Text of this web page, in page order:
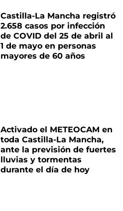
Castilla-La Mancha registró
2.658 casos por infección
de COVID del 25 de abril al
1 de mayo en personas
mayores de 60 años
Activado el METEOCAM en
toda Castilla-La Mancha,
ante la previsión de fuertes
lluvias y tormentas
durante el día de hoy